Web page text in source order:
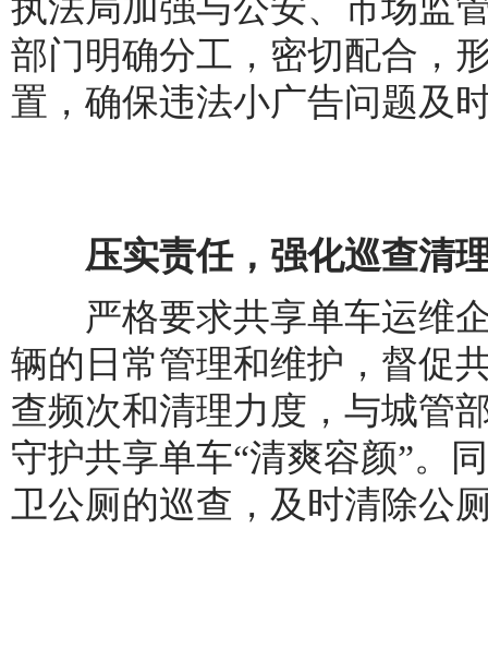
执法局加强与公安、市场监
部门明确分工，密切配合，
置，确保违法小广告问题及
压实责任，强化巡查清
严格要求共享单车运维企
辆的日常管理和维护，督促
查频次和清理力度，与城管
守护共享单车“清爽容颜”。
卫公厕的巡查，及时清除公